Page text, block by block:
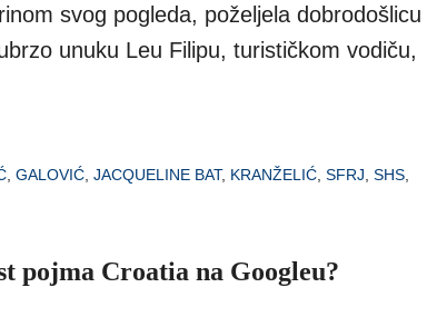
svog pogleda, poželjela dobrodošlicu
unuku Leu Filipu, turističkom vodiču,
GALOVIĆ JACQUELINE BAT, KRANŽELIĆ SFRJ SHS
pojma Croatia na Googleu?